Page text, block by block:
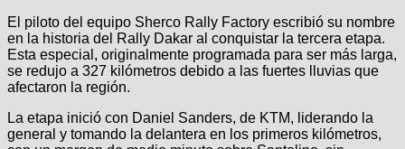
El piloto del equipo Sherco Rally Factory escribió su nombre
en la historia del Rally Dakar al conquistar la tercera etapa.
Esta especial, originalmente programada para ser más larga,
se redujo a 327 kilómetros debido a las fuertes lluvias que
afectaron la región.
La etapa inició con Daniel Sanders, de KTM, liderando la
general y tomando la delantera en los primeros kilómetros,